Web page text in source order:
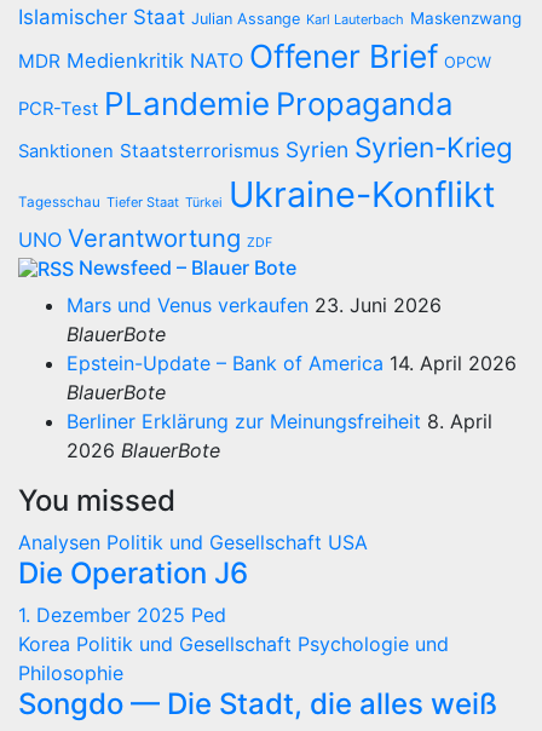
Islamischer Staat Julian Assange Karl Lauterbach Maskenzwang
MDR Medienkritik NATO Offener Brief OPCW
PCR-Test PLandemie Propaganda
Sanktionen Staatsterrorismus Syrien Syrien-Krieg
Tagesschau Tiefer Staat Türkei Ukraine-Konflikt
UNO Verantwortung ZDF
Newsfeed – Blauer Bote
Mars und Venus verkaufen 23. Juni 2026
BlauerBote
Epstein-Update – Bank of America 14. April 2026
BlauerBote
Berliner Erklärung zur Meinungsfreiheit 8. April
2026 BlauerBote
You missed
Analysen Politik und Gesellschaft USA
Die Operation J6
1. Dezember 2025 Ped
Korea Politik und Gesellschaft Psychologie und
Philosophie
Songdo — Die Stadt, die alles weiß